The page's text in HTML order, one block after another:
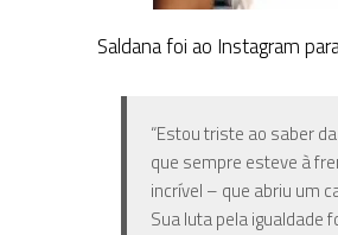
Saldana foi ao Instagram
“Estou triste ao saber
que sempre esteve à
incrível – que abriu um
Sua luta pela igualdade